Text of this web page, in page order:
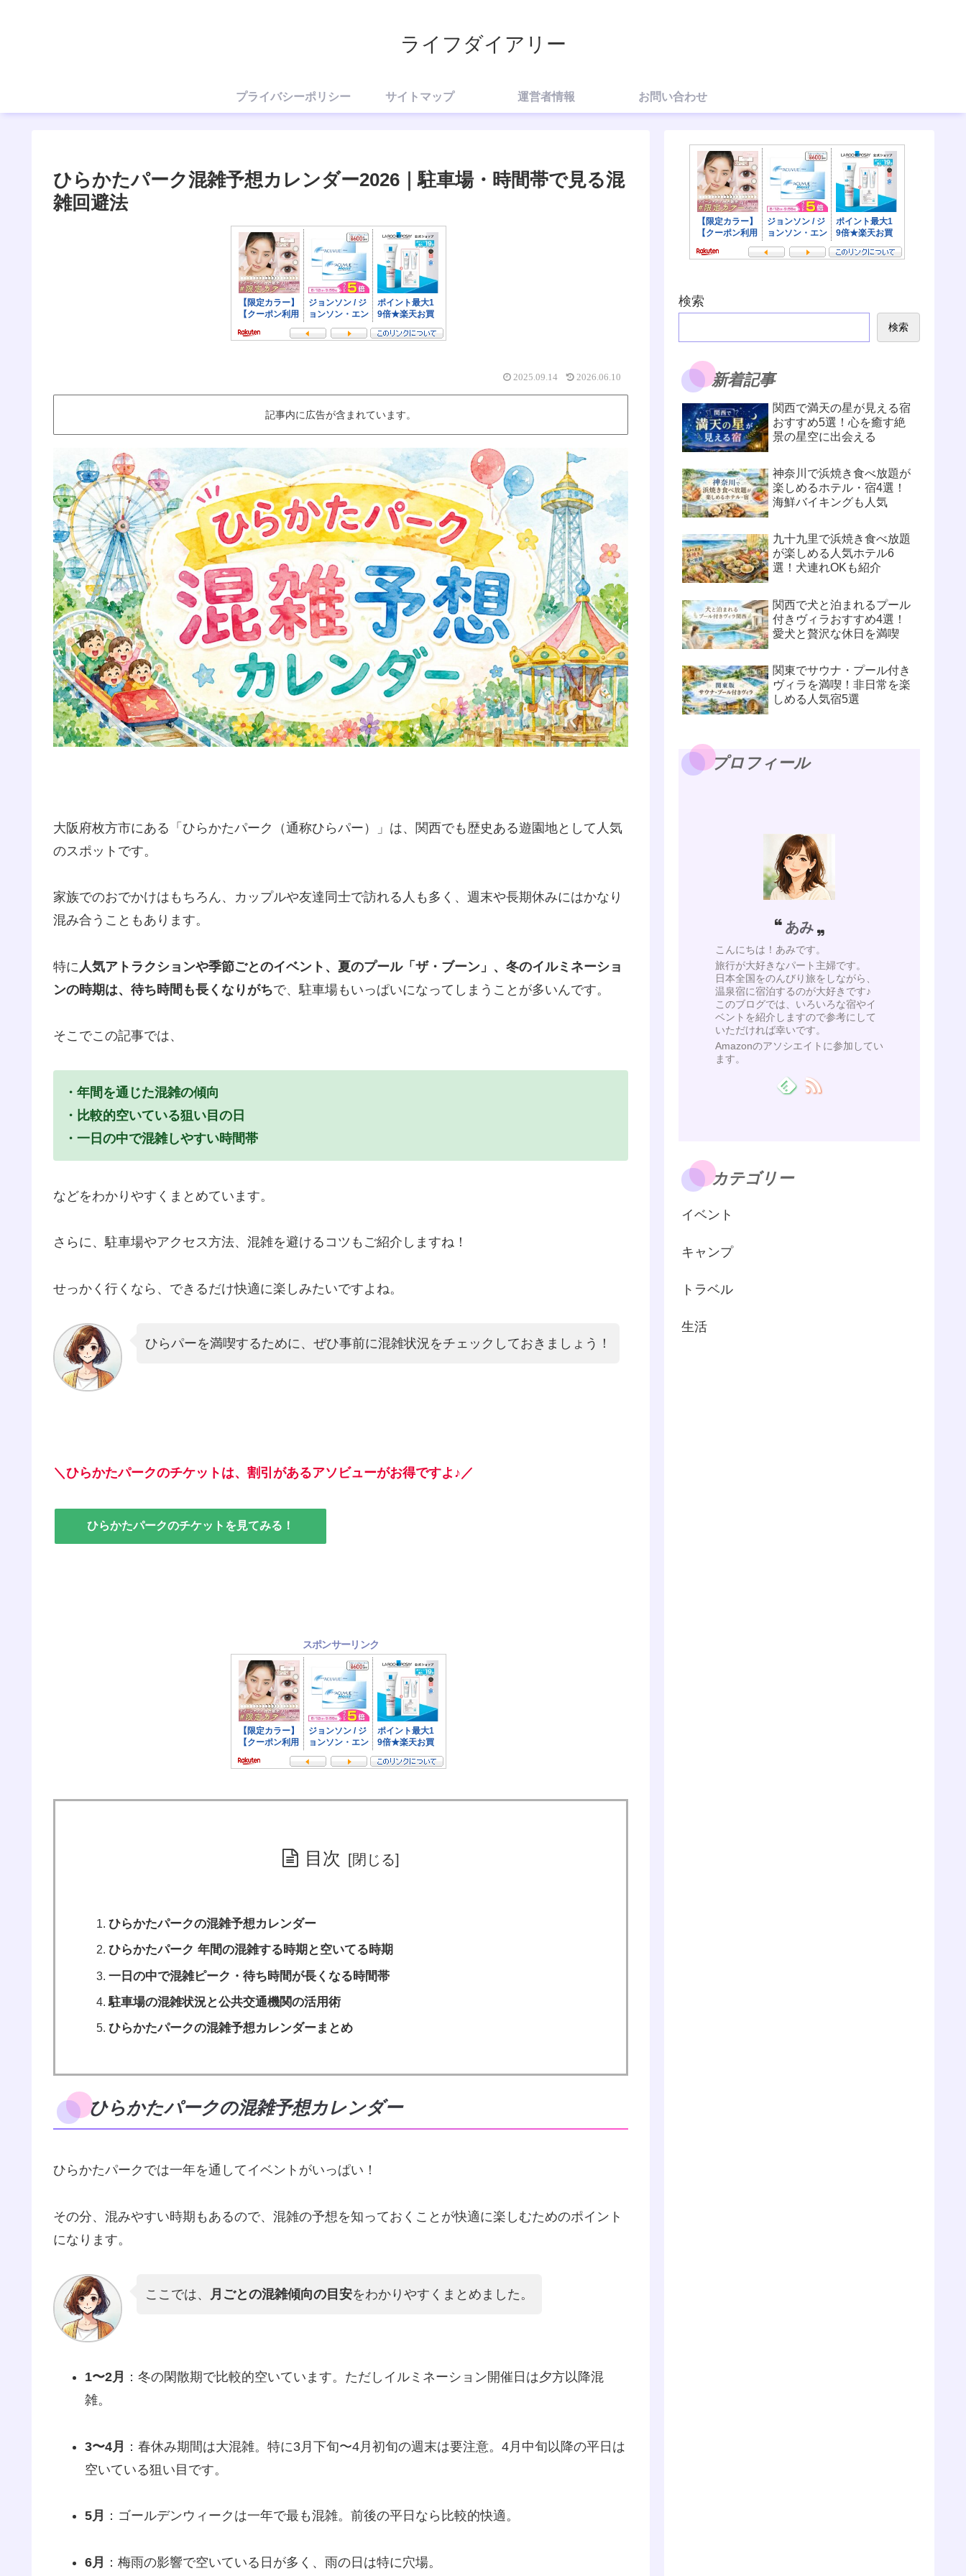
ライフダイアリー
プライバシーポリシー サイトマップ 運営者情報 お問い合わせ
ひらかたパーク混雑予想カレンダー2026｜駐車場・時間帯で見る混
雑回避法
2025.09.14 2026.06.10
記事内に広告が含まれています。
大阪府枚方市にある「ひらかたパーク（通称ひらパー）」は、関西でも歴史ある遊園地として人気
のスポットです。
家族でのおでかけはもちろん、カップルや友達同士で訪れる人も多く、週末や長期休みにはかなり
混み合うこともあります。
特に 人気アトラクションや季節ごとのイベント、夏のプール「ザ・ブーン」、冬のイルミネーショ
ンの時期は、待ち時間も長くなりがちで、駐車場もいっぱいになってしまうことが多いんです。
そこでこの記事では、
・年間を通じた混雑の傾向
・比較的空いている狙い目の日
・一日の中で混雑しやすい時間帯
などをわかりやすくまとめています。
さらに、駐車場やアクセス方法、混雑を避けるコツもご紹介しますね！
せっかく行くなら、できるだけ快適に楽しみたいですよね。
ひらパーを満喫するために、ぜひ事前に混雑状況をチェックしておきましょう！
＼ひらかたパークのチケットは、割引があるアソビューがお得ですよ♪／
ひらかたパークのチケットを見てみる！
スポンサーリンク
目次
ひらかたパークの混雑予想カレンダー
ひらかたパーク 年間の混雑する時期と空いてる時期
一日の中で混雑ピーク・待ち時間が長くなる時間帯
駐車場の混雑状況と公共交通機関の活用術
ひらかたパークの混雑予想カレンダーまとめ
ひらかたパークの混雑予想カレンダー
ひらかたパークでは一年を通してイベントがいっぱい！
その分、混みやすい時期もあるので、混雑の予想を知っておくことが快適に楽しむためのポイント
になります。
ここでは、 月ごとの混雑傾向の目安をわかりやすくまとめました。
1〜2月
：冬の閑散期で比較的空いています。ただしイルミネーション開催日は夕方以降混
雑。
3〜4月
：春休み期間は大混雑。特に3月下旬〜4月初旬の週末は要注意。4月中旬以降の平日は
空いている狙い目です。
5月 ：ゴールデンウィークは一年で最も混雑。前後の平日なら比較的快適。
6月 ：梅雨の影響で空いている日が多く、雨の日は特に穴場。
検索
検索
新着記事
関西で満天の星が見える宿
おすすめ5選！心を癒す絶
景の星空に出会える
神奈川で浜焼き食べ放題が
楽しめるホテル・宿4選！
海鮮バイキングも人気
九十九里で浜焼き食べ放題
が楽しめる人気ホテル6
選！犬連れOKも紹介
関西で犬と泊まれるプール
付きヴィラおすすめ4選！
愛犬と贅沢な休日を満喫
関東でサウナ・プール付き
ヴィラを満喫！非日常を楽
しめる人気宿5選
プロフィール
あみ
こんにちは！あみです。
旅行が大好きなパート主婦です。
日本全国をのんびり旅をしながら、
温泉宿に宿泊するのが大好きです♪
このブログでは、いろいろな宿やイ
ベントを紹介しますので参考にして
いただければ幸いです。
Amazonのアソシエイトに参加してい
ます。
カテゴリー
イベント
キャンプ
トラベル
生活